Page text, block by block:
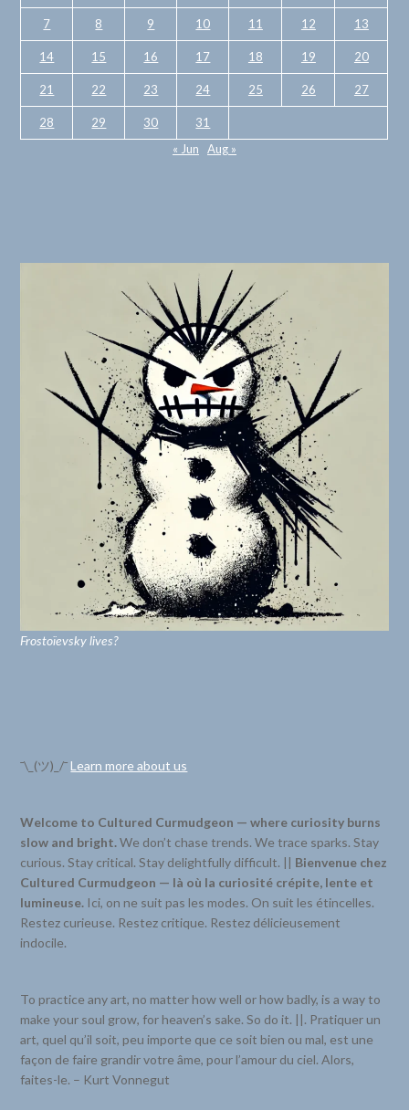
7 8 9 10 11 12 13
14 15 16 17 18 19 20
21 22 23 24 25 26 27
28 29 30
31
« Jun
Aug »
Frostoïevsky lives?
¯\_(ツ)_/¯Learn more about us
Welcome to Cultured Curmudgeon — where curiosity burns
slow and bright.We don’t chase trends. We trace sparks. Stay
curious. Stay critical. Stay delightfully difficult. || Bienvenue chez
Cultured Curmudgeon — là où la curiosité crépite, lente et
lumineuse. Ici, on ne suit pas les modes. On suit les étincelles.
Restez curieuse. Restez critique. Restez délicieusement
indocile.
To practice any art, no matter how well or how badly, is a way to
make your soul grow, for heaven’s sake. So do it. ||. Pratiquer un
art, quel qu’il soit, peu importe que ce soit bien ou mal, est une
façon de faire grandir votre âme, pour l’amour du ciel. Alors,
faites-le. – Kurt Vonnegut